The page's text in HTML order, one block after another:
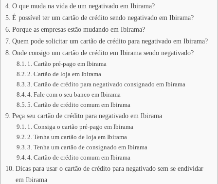
O que muda na vida de um negativado em Ibirama?
É possível ter um cartão de crédito sendo negativado em Ibirama?
Porque as empresas estão mudando em Ibirama?
Quem pode solicitar um cartão de crédito para negativado em Ibirama?
Onde consigo um cartão de crédito em Ibirama sendo negativado?
1. Cartão pré-pago em Ibirama
2. Cartão de loja em Ibirama
3. Cartão de crédito para negativado consignado em Ibirama
4. Fale com o seu banco em Ibirama
5. Cartão de crédito comum em Ibirama
Peça seu cartão de crédito para negativado em Ibirama
1. Consiga o cartão pré-pago em Ibirama
2. Tenha um cartão de loja em Ibirama
3. Tenha um cartão de consignado em Ibirama
4. Cartão de crédito comum em Ibirama
Dicas para usar o cartão de crédito para negativado sem se endividar
em Ibirama